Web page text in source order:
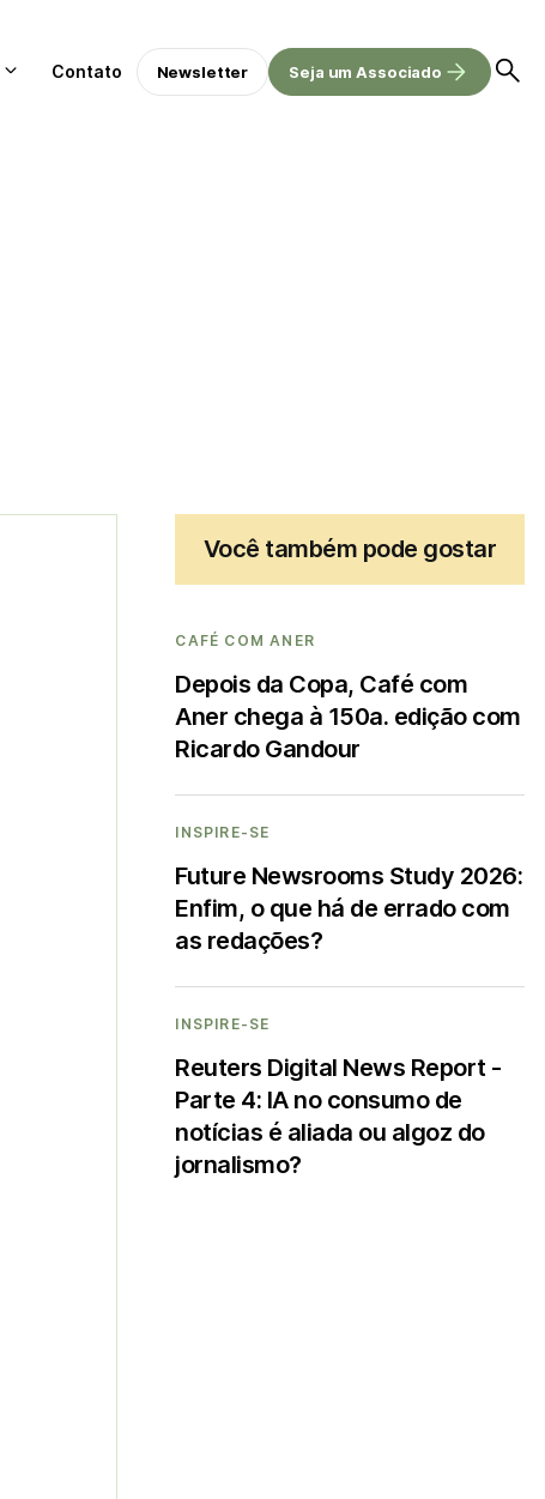
Contato Newsletter Seja um Associado
Você também pode gostar
CAFÉ COM ANER
Depois da Copa, Café com
Aner chega à 150a. edição com
Ricardo Gandour
INSPIRE-SE
Future Newsrooms Study 2026:
Enfim, o que há de errado com
as redações?
INSPIRE-SE
Reuters Digital News Report -
Parte 4: IA no consumo de
notícias é aliada ou algoz do
jornalismo?